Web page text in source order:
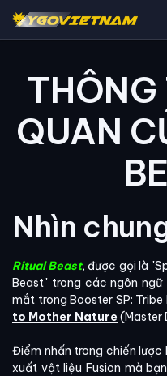
QUAN
Nhìn
Ritual Beast, được gọi là
Beast" trong các ngôn
mắt trong Booster SP:
to Mother Nature(Master
Điểm nhấn trong chiến
xuất vật liệu Fusion mà